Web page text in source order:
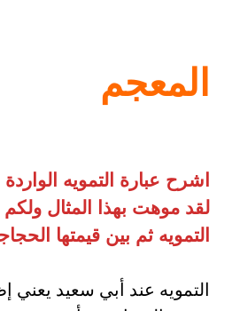
المعجم
اشرح عبارة التمويه
لقد موهت بهذا المثال
التمويه ثم بين قيمتها
التمويه عند أبي سعيد يعني